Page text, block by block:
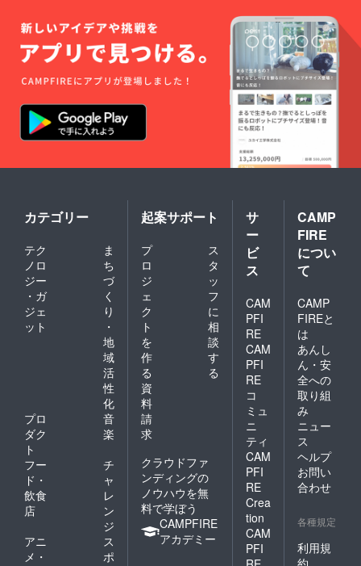
。
掲載）
※3 ※1
ご希望
のリ
ターン
をオプ
ション
にてお
選びく
い。
「お手
紙」：
先に
て、お
手紙の
受け取
りをご
希望の
場合
ル」：
メール
アドレ
スに
て、
メール
の受信
をご希
望の場
合 ※2 お
手数を
おかけ
します
が、ご
希望の
表記を
にご記
さい。
本
カテゴリー
テク
ノロ
ジー
・ガ
ジェ
ット
ま
ち
づ
く
り
・
地
域
活
性
化
プロ
ダク
ト
音
楽
フー
ド・
飲食
店
チ
ャ
レ
ン
ジ
アニ
メ・
ス
ポ
起案サポート
プ
ロ
ジ
ェ
ク
ト
を
作
る
ス
タ
ッ
フ
に
相
談
す
る
資
料
請
求
クラウドファ
ンディングの
ノウハウを無
料で学ぼう
CAMPFIRE
アカデミー
サ
ー
ビ
ス
CAM
PFI
RE
CAM
PFI
RE
コ
ミュ
ニ
ティ
CAM
PFI
RE
Crea
tion
CAM
PFI
CAMP
FIRE
につい
て
CAMP
FIREと
は
あんし
ん・安
全への
取り組
み
ニュー
ス
ヘルプ
お問い
合わせ
各種規定
利用規